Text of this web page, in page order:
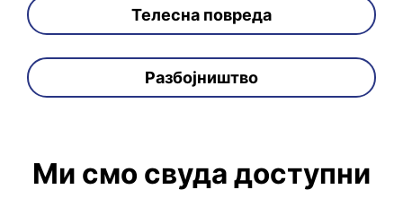
Телесна повреда
Разбојништво
Ми смо свуда доступни